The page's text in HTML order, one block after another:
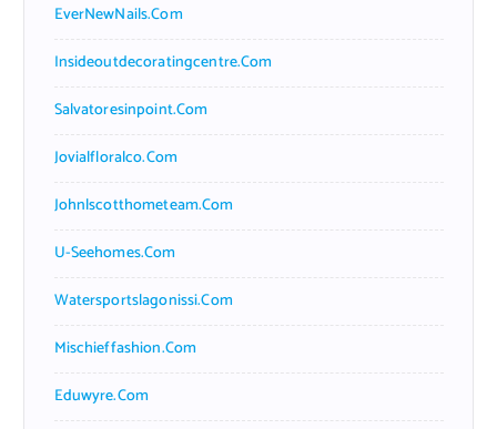
EverNewNails.com
Insideoutdecoratingcentre.com
Salvatoresinpoint.com
Jovialfloralco.com
Johnlscotthometeam.com
U-Seehomes.com
Watersportslagonissi.com
Mischieffashion.com
Eduwyre.com